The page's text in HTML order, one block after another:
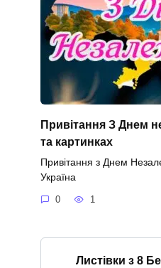
Привітання З Днем
та картинках
Привітання з Днем
Україна
0 1
Листівки з 8